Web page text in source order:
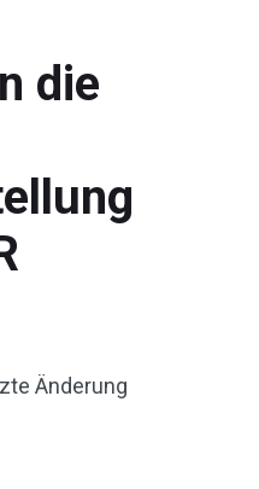
die
Änderung